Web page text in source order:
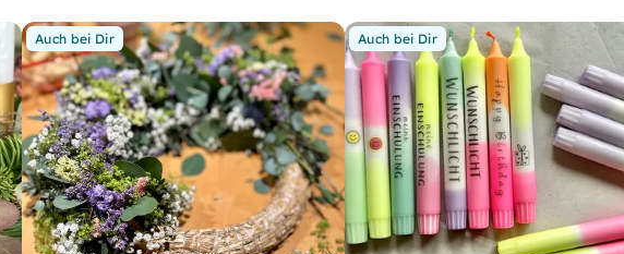
Auch bei Dir Auch bei Dir